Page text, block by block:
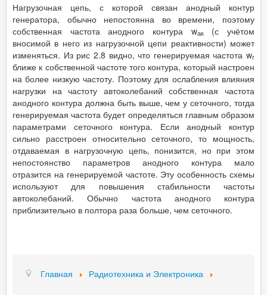
Нагрузочная цепь, с которой связан анодный контур
генератора, обычно непостоянна во времени, поэтому
собственная частота анодного контура wак(с учётом
вносимой в него из нагрузочной цепи реактивности) может
изменяться. Из рис 2.8 видно, что генерируемая частота wг
ближе к собственной частоте того контура, который настроен
на более низкую частоту. Поэтому для ослабления влияния
нагрузки на частоту автоколебаний собственная частота
анодного контура должна быть выше, чем у сеточного, тогда
генерируемая частота будет определяться главным образом
параметрами сеточного контура. Если анодный контур
сильно расстроен относительно сеточного, то мощность,
отдаваемая в нагрузочную цепь, понизится, но при этом
непостоянство параметров анодного контура мало
отразится на генерируемой частоте. Эту особенность схемы
используют для повышения стабильности частоты
автоколебаний. Обычно частота анодного контура
приблизительно в полтора раза больше, чем сеточного.
Главная Радиотехника и Электроника